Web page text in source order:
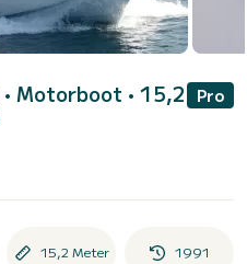
• Motorboot • 15,2
Pro
15,2 Meter 1991